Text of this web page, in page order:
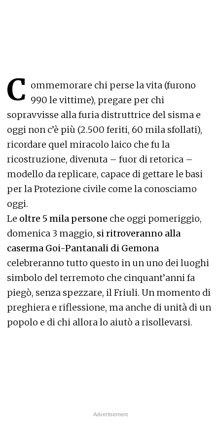
C ommemorare chi perse la vita (furono
990 le vittime), pregare per chi
sopravvisse alla furia distruttrice del sisma e
oggi non c’è più (2.500 feriti, 60 mila sfollati),
ricordare quel miracolo laico che fu la
ricostruzione, divenuta – fuor di retorica –
modello da replicare, capace di gettare le basi
per la Protezione civile come la conosciamo
oggi.
Le oltre 5 mila persone che oggi pomeriggio,
domenica 3 maggio, si ritroveranno alla
caserma Goi-Pantanali di Gemona
celebreranno tutto questo in un uno dei luoghi
simbolo del terremoto che cinquant’anni fa
piegò, senza spezzare, il Friuli. Un momento di
preghiera e riflessione, ma anche di unità di un
popolo e di chi allora lo aiutò a risollevarsi.